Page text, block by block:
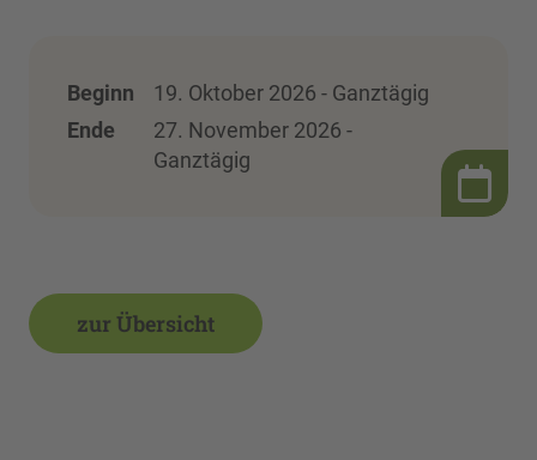
Beginn
19. Oktober 2026 - Ganztägig
Ende
27. November 2026 -
Ganztägig
zur Übersicht